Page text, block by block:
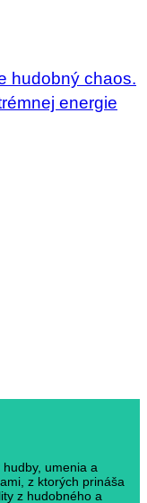
hudobný chaos.
energie
umenia a
z ktorých prináša
z hudobného a